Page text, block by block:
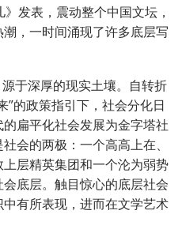
发表，震动整个中国文坛，
，一时间涌现了许多底层写
于深厚的现实土壤。自转折
”的政策指引下，社会分化日
扁平化社会发展为金字塔社
会的两极：一个高高上在、
层精英集团和一个沦为弱势
底层。触目惊心的底层社会
有所表现，进而在文学艺术